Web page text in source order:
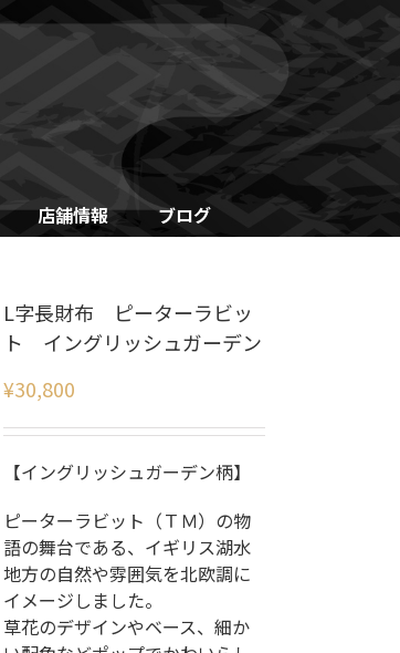
店舗情報 ブログ
L字長財布 ピーターラビッ
ト イングリッシュガーデン
¥30,800
【イングリッシュガーデン柄】
ピーターラビット（ＴＭ）の物
語の舞台である、イギリス湖水
地方の自然や雰囲気を北欧調に
イメージしました。
草花のデザインやベース、細か